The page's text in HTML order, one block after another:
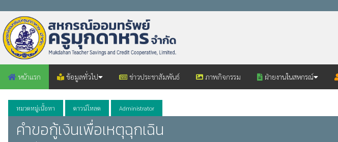
หน้าแรก ข้อมูลทั่วไป ข่าวประชาสัมพันธ์ ภาพกิจกรรม ฝ่ายงานในสหกรณ์
หมวดหมู่เนื้อหา ดาวน์โหลด Administrator
คำขอกู้เงินเพื่อเหตุฉุกเฉิน